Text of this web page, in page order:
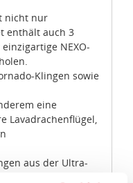
nicht nur
enthält auch 3
NEXO-
Klingen sowie
eine
Lavadrachenflügel,
aus der Ultra-